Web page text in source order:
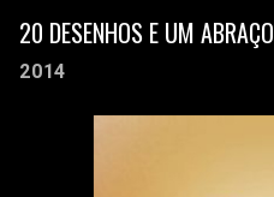
20 DESENHOS E UM ABRAÇO
2014